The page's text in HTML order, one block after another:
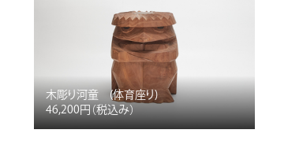
木彫り河童 (体育座り)
46,200円（税込み）